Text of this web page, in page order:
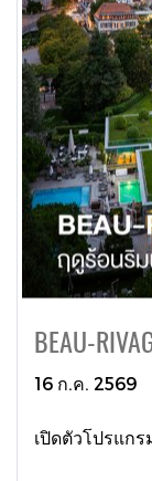
BEAU-
16 ก.ค. 2569
เปิดตัวโปรแก